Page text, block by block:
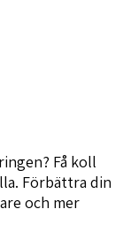
Få koll
Förbättra din
och mer